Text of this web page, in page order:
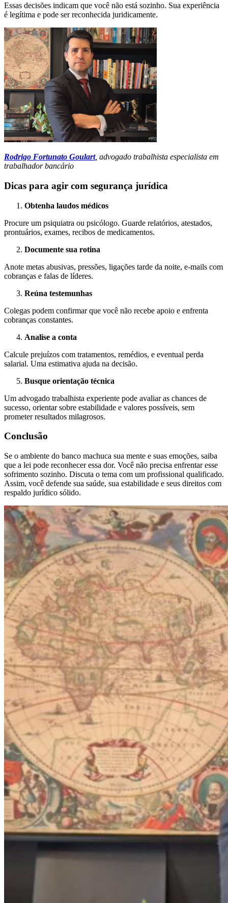
Essas decisões indicam que você não está sozinho. Sua experiência
é legítima e pode ser reconhecida juridicamente.
Rodrigo Fortunato Goulart, advogado trabalhista especialista em
trabalhador bancário
Dicas para agir com segurança jurídica
Obtenha laudos médicos
Procure um psiquiatra ou psicólogo. Guarde relatórios, atestados,
prontuários, exames, recibos de medicamentos.
Documente sua rotina
Anote metas abusivas, pressões, ligações tarde da noite, e-mails com
cobranças e falas de líderes.
Reúna testemunhas
Colegas podem confirmar que você não recebe apoio e enfrenta
cobranças constantes.
Analise a conta
Calcule prejuízos com tratamentos, remédios, e eventual perda
salarial. Uma estimativa ajuda na decisão.
Busque orientação técnica
Um advogado trabalhista experiente pode avaliar as chances de
sucesso, orientar sobre estabilidade e valores possíveis, sem
prometer resultados milagrosos.
Conclusão
Se o ambiente do banco machuca sua mente e suas emoções, saiba
que a lei pode reconhecer essa dor. Você não precisa enfrentar esse
sofrimento sozinho. Discuta o tema com um profissional qualificado.
Assim, você defende sua saúde, sua estabilidade e seus direitos com
respaldo jurídico sólido.